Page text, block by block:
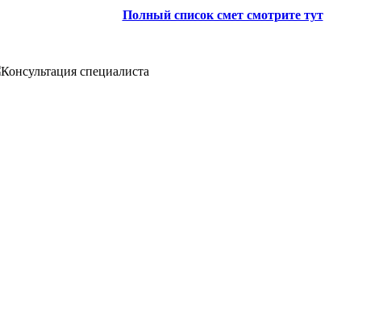
Полный список смет смотрите тут
Консультация специалиста